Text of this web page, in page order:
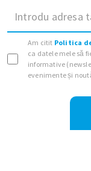
Introdu adresa
Am citit Politica
ca datele mele să
informative
evenimente și